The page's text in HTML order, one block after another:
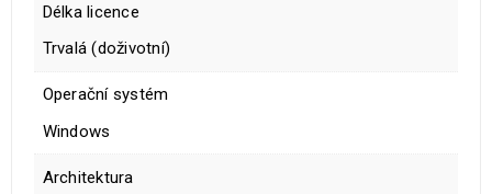
Délka licence
Trvalá (doživotní)
Operační systém
Windows
Architektura